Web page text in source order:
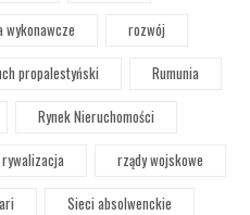
wykonawcze
rozwój
propalestyński
Rumunia
Rynek Nieruchomości
rywalizacja
rządy wojskowe
Sieci absolwenckie